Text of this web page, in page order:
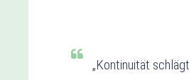
„Kontinuität